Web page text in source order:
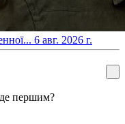
6 авг. 2026 г.
першим?